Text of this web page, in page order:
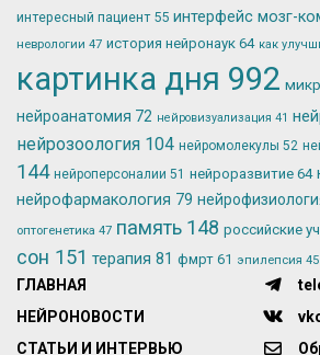
интересный пациент 55 интерфейс мозг-
неврологии 47 история нейронаук 64 как
картинка дня 992
нейроанатомия 72 нейровизуализация 41
нейрозоология 104 нейромолекулы 52
144 нейроперсоналии 51 нейроразвитие 64
нейрофармакология 79
оптогенетика 47 память 148 российские
сон 151 терапия 81 фмрт 61 эпилепсия 45
ГЛАВНАЯ
НЕЙРОНОВОСТИ
СТАТЬИ И ИНТЕРВЬЮ